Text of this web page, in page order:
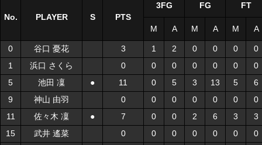
No. PLAYER S
0
谷口 憂花
1
浜口 さくら
5
池田 凜
●
9
神山 由羽
11
佐々木 凜
●
15
武井 遙菜
No. PLAYER S PTS
3FG FG FT
M A M A M A
0 谷口 憂花 3 1 2 0 0 0
0
1
浜口 さくら 0 0 0 0 0 0
0
5
池田 凜 ● 11 0 5 3 13 5
6
9
神山 由羽 0 0 0 0 0 0
0
11
佐々木 凜 ● 7 0 0 2 6 3
3
15
武井 遙菜 0 0 0 0 0 0
0